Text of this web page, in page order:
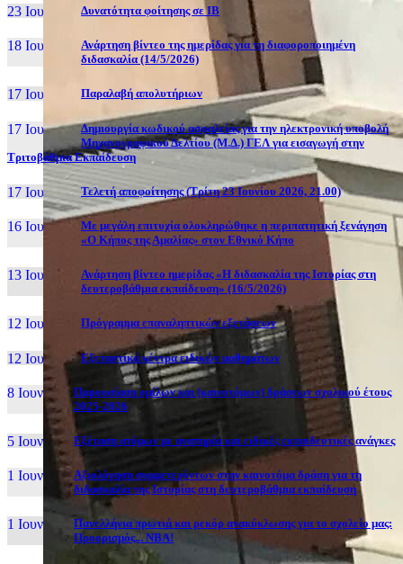
23 Ιουν, 26 Δυνατότητα φοίτησης σε ΙΒ
18 Ιουν, 26
Ανάρτηση βίντεο της ημερίδας για τη διαφοροποιημένη
διδασκαλία (14/5/2026)
17 Ιουν, 26 Παραλαβή απολυτήριων
17 Ιουν, 26
Δημιουργία κωδικού ασφαλείας για την ηλεκτρονική υποβολή
Μηχανογραφικού Δελτίου (Μ.Δ.) ΓΕΛ για εισαγωγή στην
Τριτοβάθμια Εκπαίδευση
17 Ιουν, 26 Τελετή αποφοίτησης (Τρίτη 23 Ιουνίου 2026, 21.00)
16 Ιουν, 26
Με μεγάλη επιτυχία ολοκληρώθηκε η περιπατητική ξενάγηση
«Ο Κήπος της Αμαλίας» στον Εθνικό Κήπο
13 Ιουν, 26
Ανάρτηση βίντεο ημερίδας «Η διδασκαλία της Ιστορίας στη
δευτεροβάθμια εκπαίδευση» (16/5/2026)
12 Ιουν, 26 Πρόγραμμα επαναληπτικών εξετάσεων
12 Ιουν, 26 Εξεταστικά κέντρα ειδικών μαθημάτων
8 Ιουν, 26
Παρουσίαση ομίλων και (καινοτόμων) δράσεων σχολικού έτους
2025-2026
5 Ιουν, 26 Εξέταση ατόμων με αναπηρία και ειδικές εκπαιδευτικές ανάγκες
1 Ιουν, 26
Αξιολόγηση συμμετεχόντων στην καινοτόμα δράση για τη
διδασκαλία της Ιστορίας στη δευτεροβάθμια εκπαίδευση
1 Ιουν, 26
Πανελλήνια πρωτιά και ρεκόρ ανακύκλωσης για το σχολείο μας:
Προορισμός... NBA!